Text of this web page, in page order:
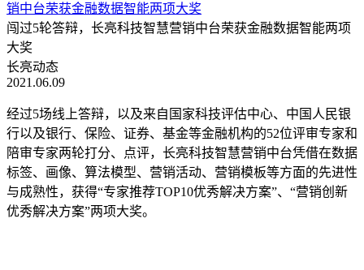
销中台荣获金融数据智能两项大奖
闯过5轮答辩，长亮科技智慧营销中台荣获金融数据智能两项
大奖
长亮动态
2021.06.09
经过5场线上答辩，以及来自国家科技评估中心、中国人民银
行以及银行、保险、证券、基金等金融机构的52位评审专家和
陪审专家两轮打分、点评，长亮科技智慧营销中台凭借在数据
标签、画像、算法模型、营销活动、营销模板等方面的先进性
与成熟性，获得“专家推荐TOP10优秀解决方案”、“营销创新
优秀解决方案”两项大奖。